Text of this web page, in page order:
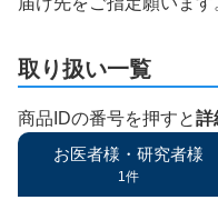
取り扱い一覧
商品IDの番号を押すと詳
お医者様・研究者様
1件